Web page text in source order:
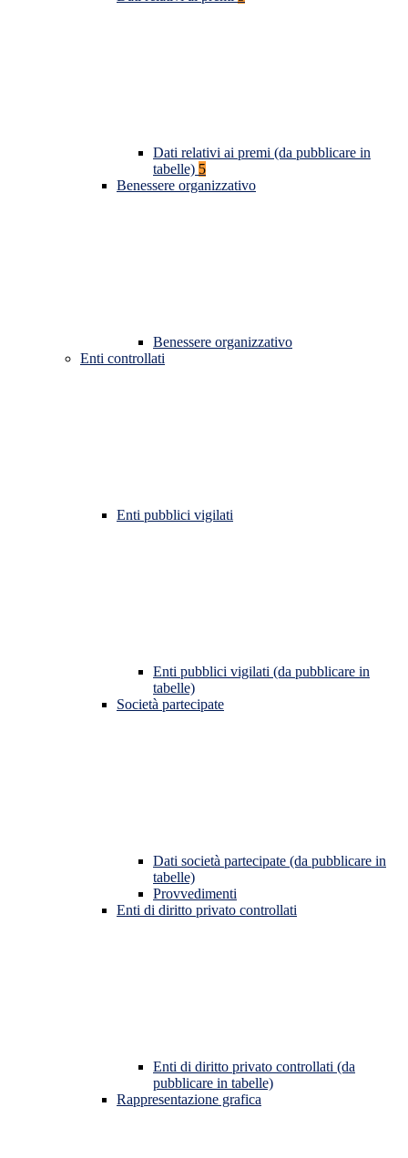
Dati relativi ai premi (da pubblicare in
tabelle) 5
Benessere organizzativo
Benessere organizzativo
Enti controllati
Enti pubblici vigilati
Enti pubblici vigilati (da pubblicare in
tabelle)
Società partecipate
Dati società partecipate (da pubblicare in
tabelle)
Provvedimenti
Enti di diritto privato controllati
Enti di diritto privato controllati (da
pubblicare in tabelle)
Rappresentazione grafica